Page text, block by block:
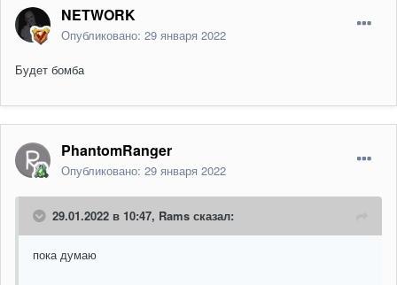
NETWORK
Опубликовано: 29 января 2022
Будет бомба
PhantomRanger
Опубликовано: 29 января 2022
29.01.2022 в 10:47, Rams сказал:
пока думаю